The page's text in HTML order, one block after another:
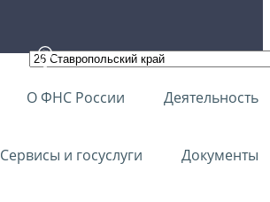
О ФНС России Деятельность
Сервисы и госуслуги Документы